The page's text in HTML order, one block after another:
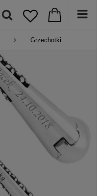
Grzechotki